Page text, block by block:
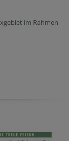
im Rahmen